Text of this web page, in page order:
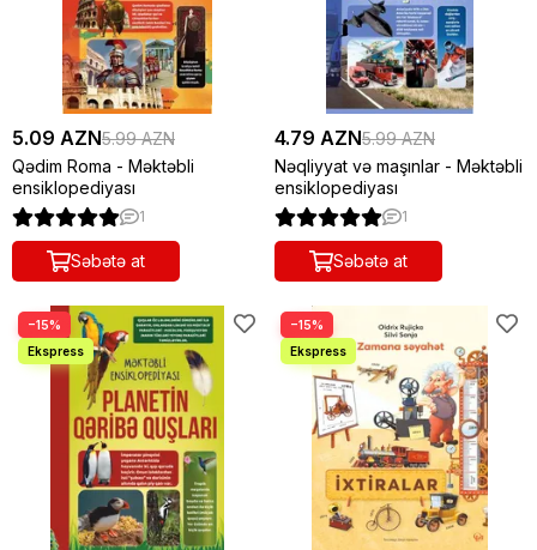
5.09 AZN5.99 AZN
Qədim Roma - Məktəbli
ensiklopediyası
1
Səbətə at
4.79 AZN5.99 AZN
Nəqliyyat və maşınlar - Məktəbli
ensiklopediyası
1
Səbətə at
−15% −15%